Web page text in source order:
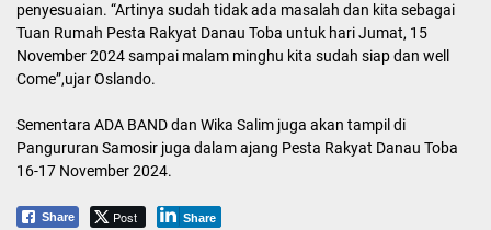
penyesuaian. “Artinya sudah tidak ada masalah dan kita sebagai
Tuan Rumah Pesta Rakyat Danau Toba untuk hari Jumat, 15
November 2024 sampai malam minghu kita sudah siap dan well
Come”,ujar Oslando.
Sementara ADA BAND dan Wika Salim juga akan tampil di
Pangururan Samosir juga dalam ajang Pesta Rakyat Danau Toba
16-17 November 2024.
Share Post Share